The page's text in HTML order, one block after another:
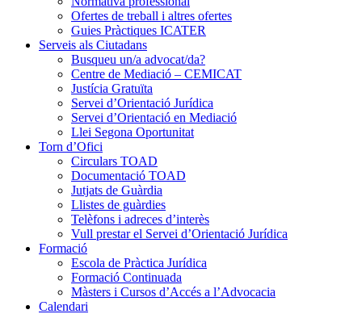
Ofertes de treball i altres ofertes
Guies Pràctiques ICATER
Serveis als Ciutadans
Busqueu un/a advocat/da?
Centre de Mediació – CEMICAT
Justícia Gratuïta
Servei d’Orientació Jurídica
Servei d’Orientació en Mediació
Llei Segona Oportunitat
Torn d’Ofici
Circulars TOAD
Documentació TOAD
Jutjats de Guàrdia
Llistes de guàrdies
Telèfons i adreces d’interès
Vull prestar el Servei d’Orientació Jurídica
Formació
Escola de Pràctica Jurídica
Formació Continuada
Màsters i Cursos d’Accés a l’Advocacia
Calendari